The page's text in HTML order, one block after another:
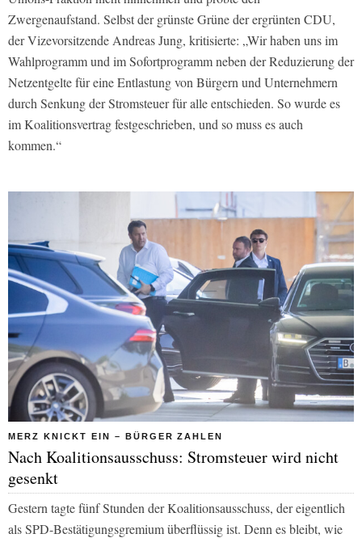
Zwergenaufstand. Selbst der grünste Grüne der ergrünten CDU,
der Vizevorsitzende Andreas Jung, kritisierte: „Wir haben uns im
Wahlprogramm und im Sofortprogramm neben der Reduzierung der
Netzentgelte für eine Entlastung von Bürgern und Unternehmern
durch Senkung der Stromsteuer für alle entschieden. So wurde es
im Koalitionsvertrag festgeschrieben, und so muss es auch
kommen.“
MERZ KNICKT EIN – BÜRGER ZAHLEN
Nach Koalitionsausschuss: Stromsteuer wird nicht
gesenkt
Gestern tagte fünf Stunden der Koalitionsausschuss, der eigentlich
als SPD-Bestätigungsgremium überflüssig ist. Denn es bleibt, wie